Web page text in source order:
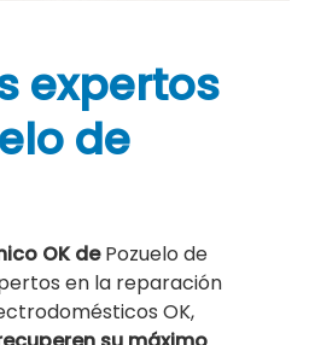
expertos
de
OK dePozuelo de
en la reparación
OK,